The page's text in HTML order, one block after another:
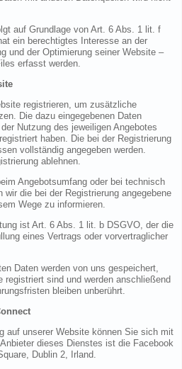
auf Grundlage von Art. 6 Abs. 1 lit. f
ein berechtigtes Interesse an der
und der Optimierung seiner Website –
erfasst werden.
registrieren, um zusätzliche
Die dazu eingegebenen Daten
Nutzung des jeweiligen Angebotes
haben. Die bei der Registrierung
vollständig angegeben werden.
ablehnen.
Angebotsumfang oder bei technisch
wir die bei der Registrierung angegebene
Wege zu informieren.
ist Art. 6 Abs. 1 lit. b DSGVO, der die
eines Vertrags oder vorvertraglicher
Daten werden von uns gespeichert,
registriert sind und werden anschließend
bleiben unberührt.
auf unserer Website können Sie sich mit
dieses Dienstes ist die Facebook
Dublin 2, Irland.